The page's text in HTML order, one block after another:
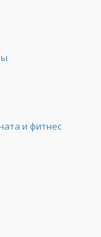
и фитнес